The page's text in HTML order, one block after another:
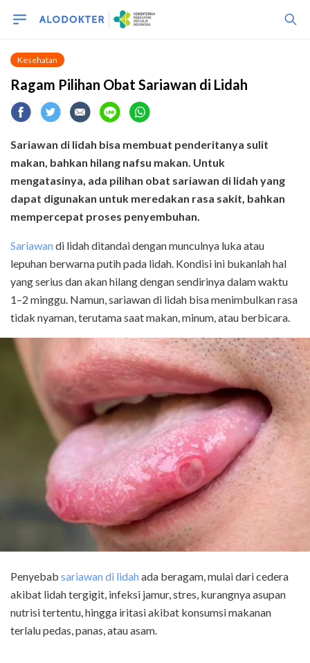
Kesehatan
Ragam Pilihan Obat Sariawan di Lidah
Sariawan di lidah bisa membuat penderitanya sulit
makan, bahkan hilang nafsu makan. Untuk
mengatasinya, ada pilihan obat sariawan di lidah yang
dapat digunakan untuk meredakan rasa sakit, bahkan
mempercepat proses penyembuhan.
Sariawandi lidah ditandai dengan munculnya luka atau
lepuhan berwarna putih pada lidah. Kondisi ini bukanlah hal
yang serius dan akan hilang dengan sendirinya dalam waktu
1–2 minggu. Namun, sariawan di lidah bisa menimbulkan rasa
tidak nyaman, terutama saat makan, minum, atau berbicara.
Penyebab sariawan di lidahada beragam, mulai dari cedera
akibat lidah tergigit, infeksi jamur, stres, kurangnya asupan
nutrisi tertentu, hingga iritasi akibat konsumsi makanan
terlalu pedas, panas, atau asam.